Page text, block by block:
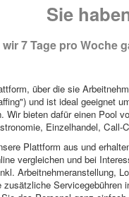
Sie
7 Tage pro Woche
über die sie
und ist ideal geeignet
bieten dafür einen Pool
Einzelhandel, Call-
Plattform aus und
vergleichen und bei
Arbeitnehmeranstellung,
Servicegebühren